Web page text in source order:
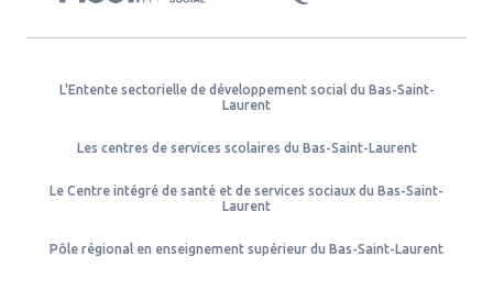
L'Entente sectorielle de développement social du Bas-Saint-
Laurent
Les centres de services scolaires du Bas-Saint-Laurent
Le Centre intégré de santé et de services sociaux du Bas-Saint-
Laurent
Pôle régional en enseignement supérieur du Bas-Saint-Laurent